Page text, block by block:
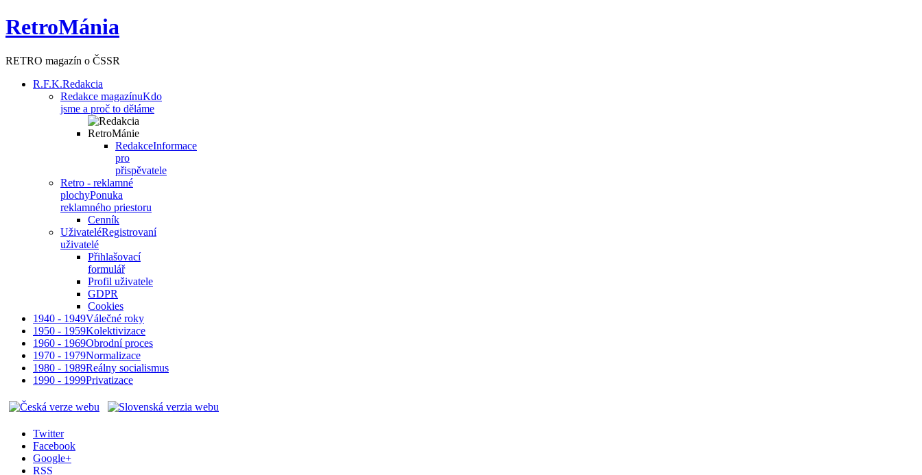
RetroMánia
RETRO magazín o ČSSR
R.F.K.Redakcia
Redakce magazínuKdo
jsme a proč to děláme
RedakceInformace
pro
přispěvatele
Retro - reklamné
plochyPonuka
reklamného priestoru
Cenník
UživateléRegistrovaní
uživatelé
Přihlašovací
formulář
Profil uživatele
GDPR
Cookies
1940 - 1949Válečné roky
1950 - 1959Kolektivizace
1960 - 1969Obrodní proces
1970 - 1979Normalizace
1980 - 1989Reálny socialismus
1990 - 1999Privatizace
Twitter
Facebook
Google+
RSS